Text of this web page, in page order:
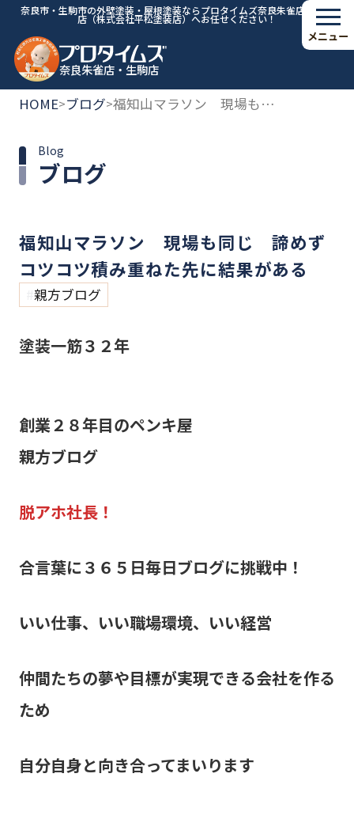
奈良市・生駒市の外壁塗装・屋根塗装ならプロタイムズ奈良朱雀店・生駒
店（株式会社平松塗装店）へお任せください！
奈良朱雀店・生駒店
メニュー
HOME>ブログ> 福知山マラソン 現場も同じ 諦めずコツコツ積み重ねた先に結果がある
ブログ
Blog
福知山マラソン 現場も同じ 諦めず
コツコツ積み重ねた先に結果がある
親方ブログ
塗装一筋３２年
創業２８年目のペンキ屋
親方ブログ
脱アホ社長！
合言葉に３６５日毎日ブログに挑戦中！
いい仕事、いい職場環境、いい経営
仲間たちの夢や目標が実現できる会社を作る
ため
自分自身と向き合ってまいります